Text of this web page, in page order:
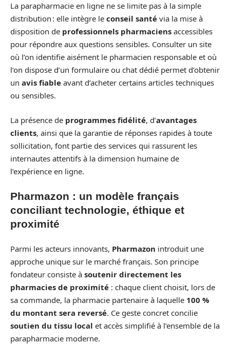
La parapharmacie en ligne ne se limite pas à la simple
distribution : elle intègre le conseil santé via la mise à
disposition de professionnels pharmaciens accessibles
pour répondre aux questions sensibles. Consulter un site
où l’on identifie aisément le pharmacien responsable et où
l’on dispose d’un formulaire ou chat dédié permet d’obtenir
un avis fiable avant d’acheter certains articles techniques
ou sensibles.
La présence de programmes fidélité, d’avantages
clients, ainsi que la garantie de réponses rapides à toute
sollicitation, font partie des services qui rassurent les
internautes attentifs à la dimension humaine de
l’expérience en ligne.
Pharmazon : un modèle français
conciliant technologie, éthique et
proximité
Parmi les acteurs innovants, Pharmazon introduit une
approche unique sur le marché français. Son principe
fondateur consiste à soutenir directement les
pharmacies de proximité : chaque client choisit, lors de
sa commande, la pharmacie partenaire à laquelle 100 %
du montant sera reversé. Ce geste concret concilie
soutien du tissu local et accès simplifié à l’ensemble de la
parapharmacie moderne.